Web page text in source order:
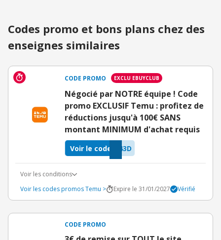
Codes promo et bons plans chez des
enseignes similaires
CODE PROMO EXCLU EBUYCLUB
Négocié par NOTRE équipe ! Code
promo EXCLUSIF Temu : profitez de
réductions jusqu'à 100€ SANS
montant MINIMUM d'achat requis
43D
Voir le code
Voir les conditions
Voir les codes promos Temu >
Expire le 31/01/2027 Vérifié
CODE PROMO